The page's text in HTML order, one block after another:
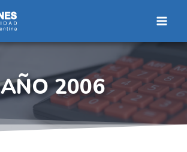
AÑO 2006